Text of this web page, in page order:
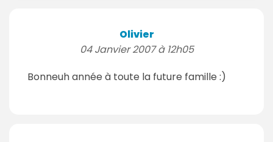
Olivier
04 Janvier 2007 à 12h05
Bonneuh année à toute la future famille :)